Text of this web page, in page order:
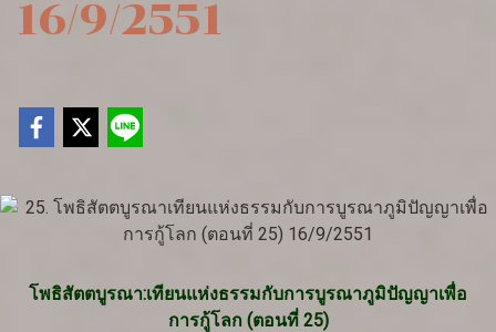
16/9/2551
โพธิสัตตบูรณา:เทียนแห่งธรรมกับการบูรณาภูมิปัญญาเพื่อ
การกู้โลก (ตอนที่ 25)